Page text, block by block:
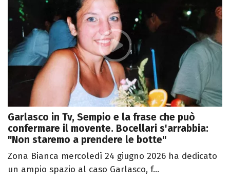
Garlasco in Tv, Sempio e la frase che può
confermare il movente. Bocellari s'arrabbia:
"Non staremo a prendere le botte"
Zona Bianca mercoledì 24 giugno 2026 ha dedicato
un ampio spazio al caso Garlasco, f...